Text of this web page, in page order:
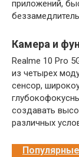
приложений,
Камера и
Realme 10 Pro
из четырех
сенсор,
создавать
различных